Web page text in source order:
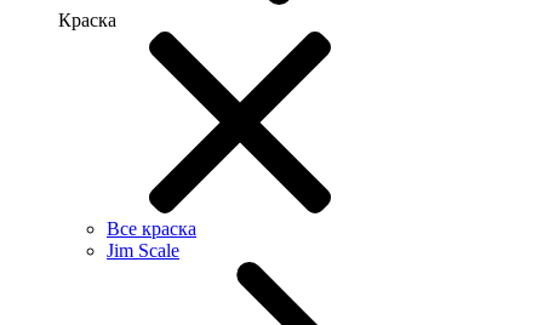
Краска
Все краска
Jim Scale